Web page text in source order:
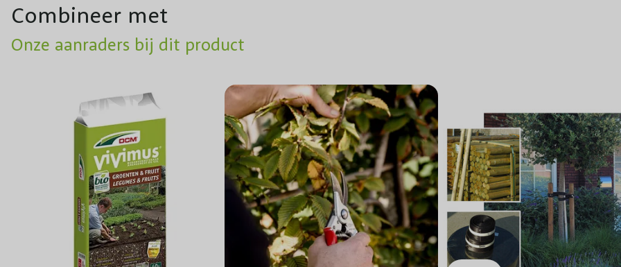
Winterhardheid
Pot/Kluit/Kale wortel
Combineer met
Onze aanraders bij dit product